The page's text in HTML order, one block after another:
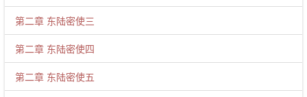
第二章 东陆密使三
第二章 东陆密使四
第二章 东陆密使五